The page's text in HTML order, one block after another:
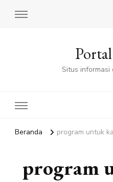
Situs informasi
Beranda program untuk
program